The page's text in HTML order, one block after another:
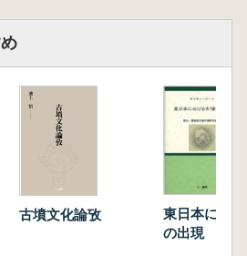
古墳文化論攷
東日本にお
の出現